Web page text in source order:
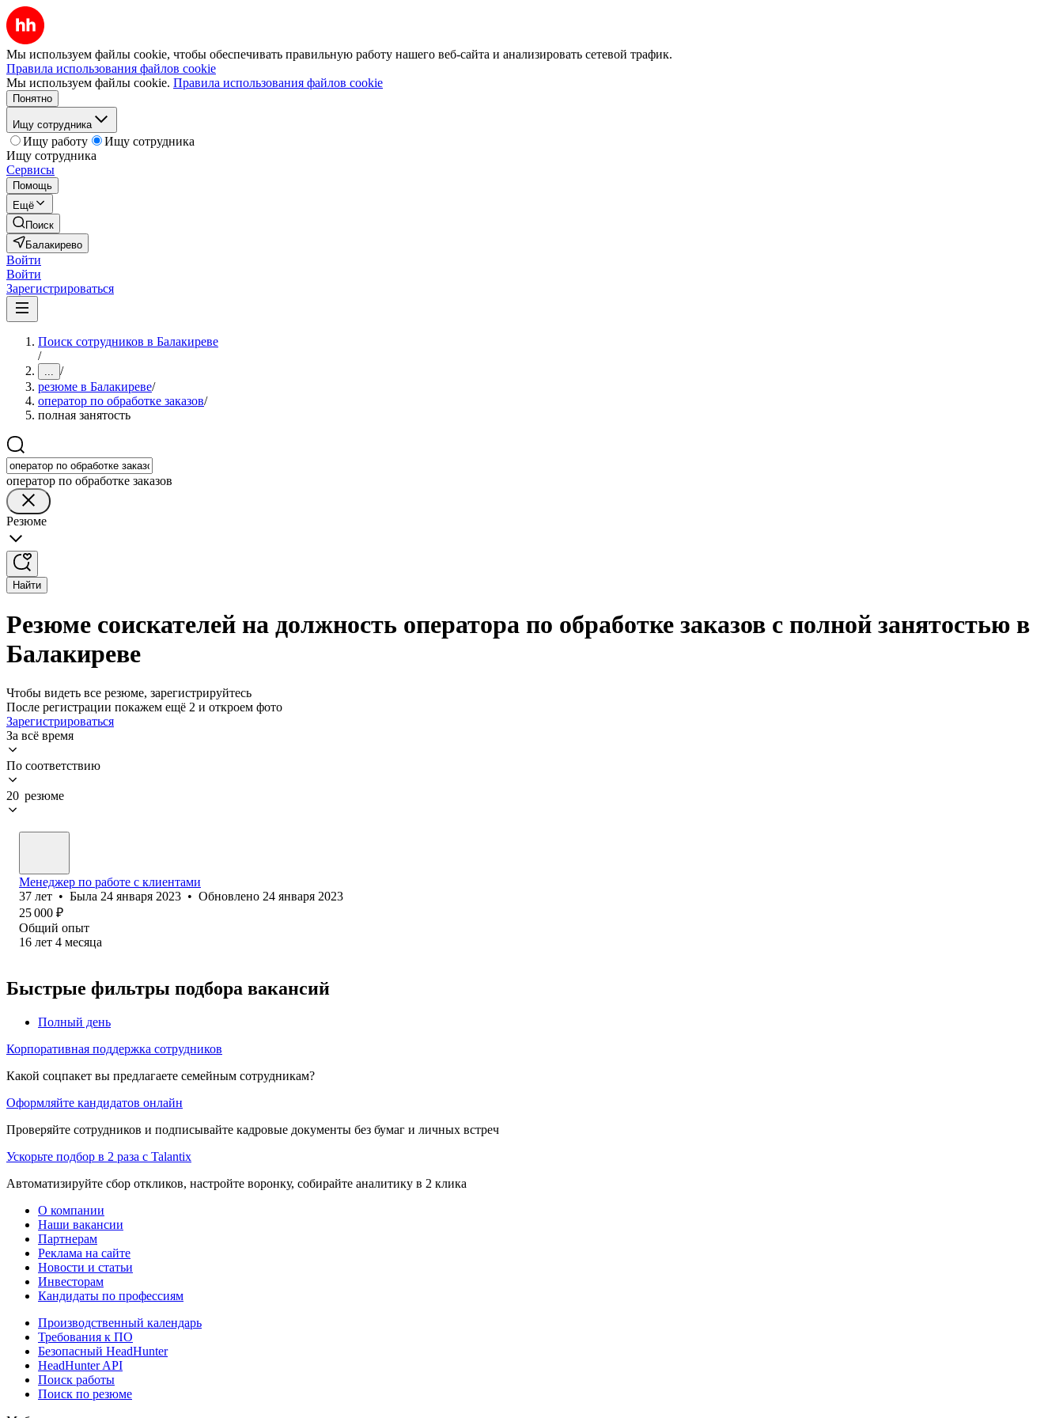
Мы используем файлы cookie, чтобы обеспечивать правильную работу нашего веб-сайта и анализировать сетевой трафик.
Правила использования файлов cookie
Мы используем файлы cookie. Правила использования файлов cookie
Понятно
Ищу сотрудника
Ищу работу
Ищу сотрудника
Ищу сотрудника
Сервисы
Помощь
Ещё
Поиск
Балакирево
Войти
Войти
Зарегистрироваться
Поиск сотрудников в Балакиреве
/
... /
резюме в Балакиреве/
оператор по обработке заказов/
полная занятость
оператор по обработке заказов
Резюме
Найти
Резюме соискателей на должность оператора по обработке заказов с полной занятостью в
Балакиреве
Чтобы видеть все резюме, зарегистрируйтесь
После регистрации покажем ещё 2 и откроем фото
Зарегистрироваться
За всё время
По соответствию
20 резюме
Менеджер по работе с клиентами
37 лет • Была 24 января 2023 • Обновлено 24 января 2023
25 000 ₽
Общий опыт
16 лет 4 месяца
Быстрые фильтры подбора вакансий
Полный день
Корпоративная поддержка сотрудников
Какой соцпакет вы предлагаете семейным сотрудникам?
Оформляйте кандидатов онлайн
Проверяйте сотрудников и подписывайте кадровые документы без бумаг и личных встреч
Ускорьте подбор в 2 раза с Talantix
Автоматизируйте сбор откликов, настройте воронку, собирайте аналитику в 2 клика
О компании
Наши вакансии
Партнерам
Реклама на сайте
Новости и статьи
Инвесторам
Кандидаты по профессиям
Производственный календарь
Требования к ПО
Безопасный HeadHunter
HeadHunter API
Поиск работы
Поиск по резюме